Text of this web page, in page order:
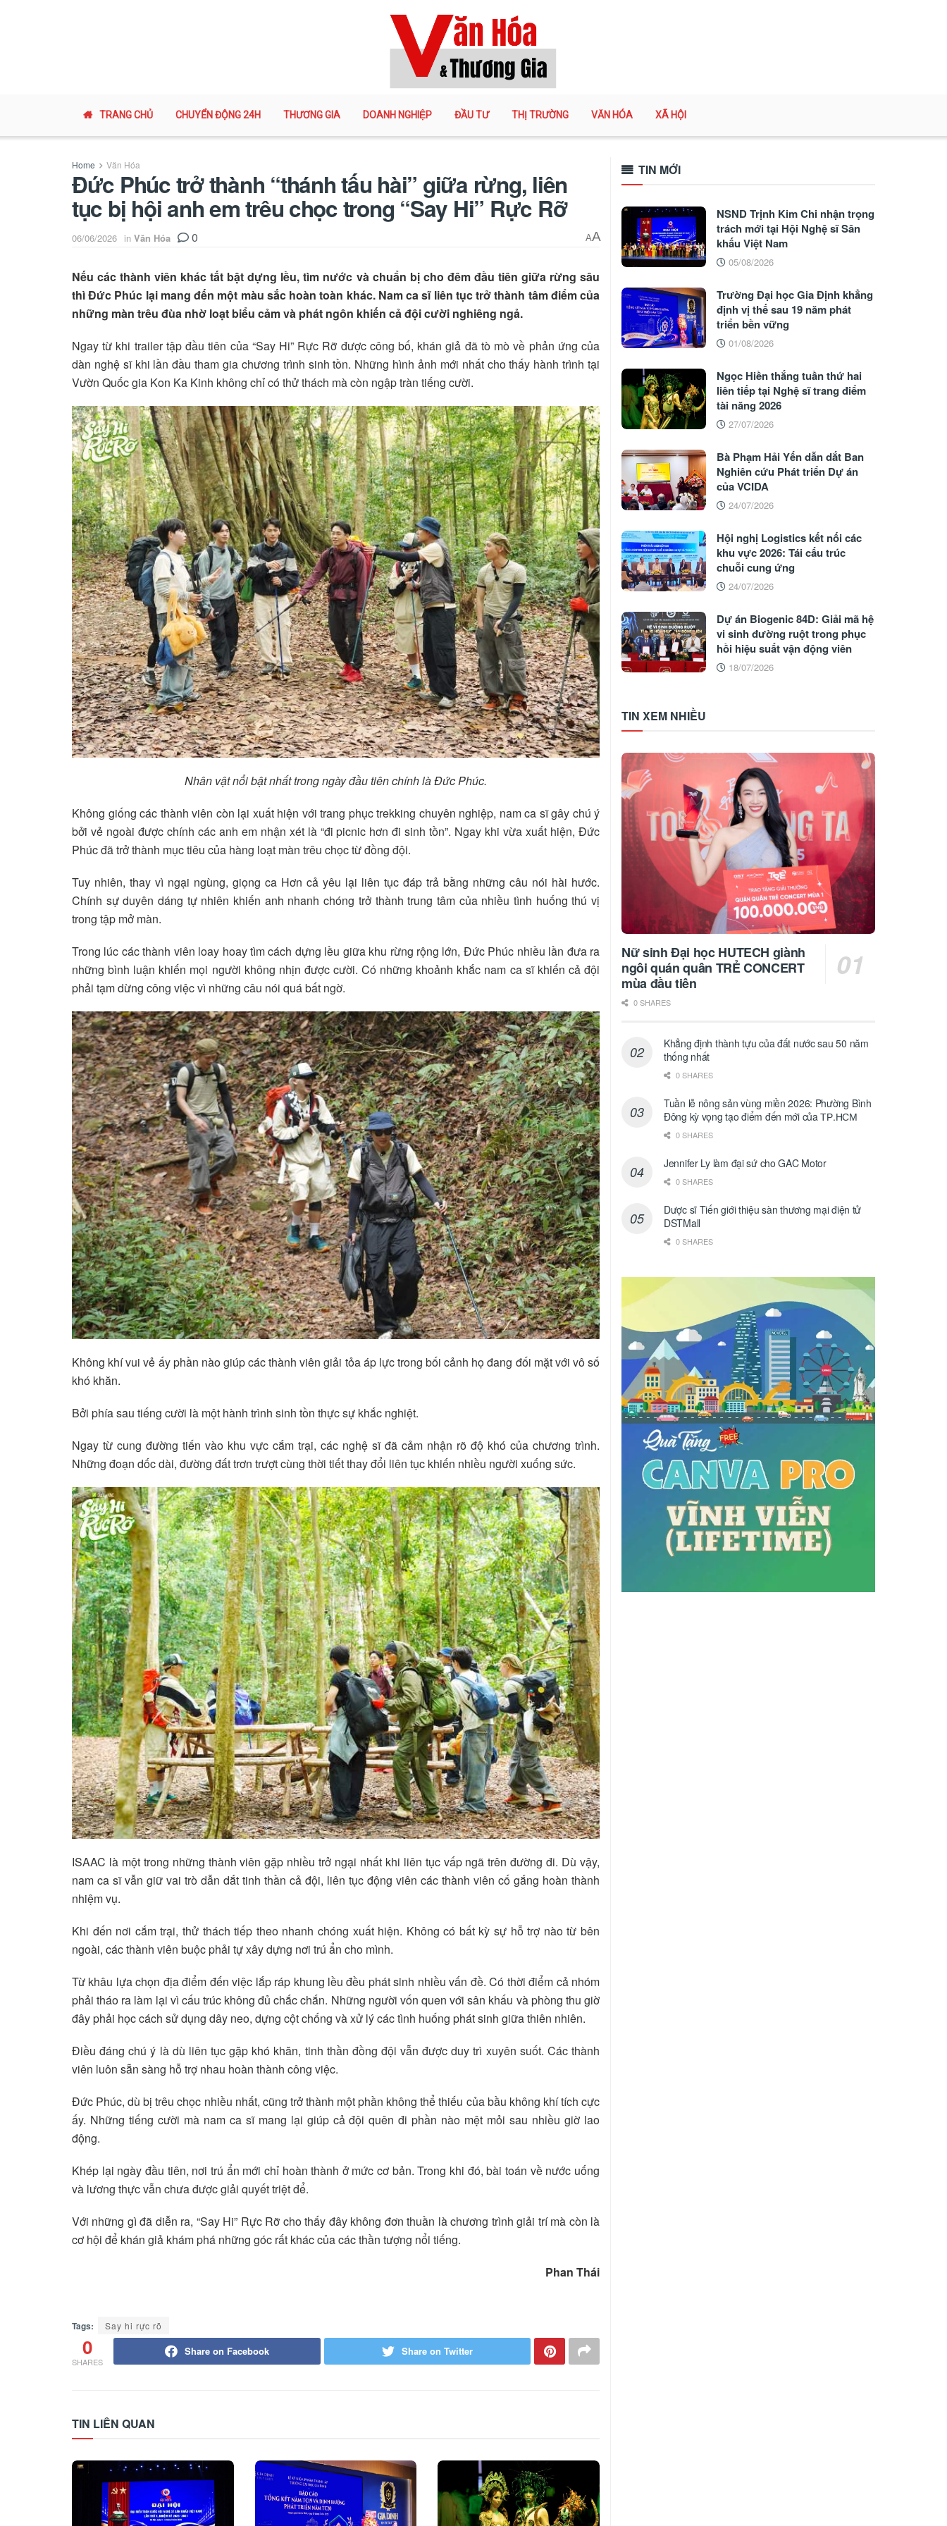
TRANG CHỦ CHUYỂN ĐỘNG 24H THƯƠNG GIA DOANH NGHIỆP ĐẦU TƯ THỊ TRƯỜNG VĂN HÓA XÃ HỘI
Home Văn Hóa
Đức Phúc trở thành “thánh tấu hài” giữa rừng, liên
tục bị hội anh em trêu chọc trong “Say Hi” Rực Rỡ
06/06/2026 in Văn Hóa 0 AA
Nếu các thành viên khác tất bật dựng lều, tìm nước và chuẩn bị cho đêm đầu tiên giữa rừng sâu
thì Đức Phúc lại mang đến một màu sắc hoàn toàn khác. Nam ca sĩ liên tục trở thành tâm điểm của
những màn trêu đùa nhờ loạt biểu cảm và phát ngôn khiến cả đội cười nghiêng ngả.
Ngay từ khi trailer tập đầu tiên của “Say Hi” Rực Rỡ được công bố, khán giả đã tò mò về phản ứng của
dàn nghệ sĩ khi lần đầu tham gia chương trình sinh tồn. Những hình ảnh mới nhất cho thấy hành trình tại
Vườn Quốc gia Kon Ka Kinh không chỉ có thử thách mà còn ngập tràn tiếng cười.
Nhân vật nổi bật nhất trong ngày đầu tiên chính là Đức Phúc.
Không giống các thành viên còn lại xuất hiện với trang phục trekking chuyên nghiệp, nam ca sĩ gây chú ý
bởi vẻ ngoài được chính các anh em nhận xét là “đi picnic hơn đi sinh tồn”. Ngay khi vừa xuất hiện, Đức
Phúc đã trở thành mục tiêu của hàng loạt màn trêu chọc từ đồng đội.
Tuy nhiên, thay vì ngại ngùng, giọng ca Hơn cả yêu lại liên tục đáp trả bằng những câu nói hài hước.
Chính sự duyên dáng tự nhiên khiến anh nhanh chóng trở thành trung tâm của nhiều tình huống thú vị
trong tập mở màn.
Trong lúc các thành viên loay hoay tìm cách dựng lều giữa khu rừng rộng lớn, Đức Phúc nhiều lần đưa ra
những bình luận khiến mọi người không nhịn được cười. Có những khoảnh khắc nam ca sĩ khiến cả đội
phải tạm dừng công việc vì những câu nói quá bất ngờ.
Không khí vui vẻ ấy phần nào giúp các thành viên giải tỏa áp lực trong bối cảnh họ đang đối mặt với vô số
khó khăn.
Bởi phía sau tiếng cười là một hành trình sinh tồn thực sự khắc nghiệt.
Ngay từ cung đường tiến vào khu vực cắm trại, các nghệ sĩ đã cảm nhận rõ độ khó của chương trình.
Những đoạn dốc dài, đường đất trơn trượt cùng thời tiết thay đổi liên tục khiến nhiều người xuống sức.
ISAAC là một trong những thành viên gặp nhiều trở ngại nhất khi liên tục vấp ngã trên đường đi. Dù vậy,
nam ca sĩ vẫn giữ vai trò dẫn dắt tinh thần cả đội, liên tục động viên các thành viên cố gắng hoàn thành
nhiệm vụ.
Khi đến nơi cắm trại, thử thách tiếp theo nhanh chóng xuất hiện. Không có bất kỳ sự hỗ trợ nào từ bên
ngoài, các thành viên buộc phải tự xây dựng nơi trú ẩn cho mình.
Từ khâu lựa chọn địa điểm đến việc lắp ráp khung lều đều phát sinh nhiều vấn đề. Có thời điểm cả nhóm
phải tháo ra làm lại vì cấu trúc không đủ chắc chắn. Những người vốn quen với sân khấu và phòng thu giờ
đây phải học cách sử dụng dây neo, dựng cột chống và xử lý các tình huống phát sinh giữa thiên nhiên.
Điều đáng chú ý là dù liên tục gặp khó khăn, tinh thần đồng đội vẫn được duy trì xuyên suốt. Các thành
viên luôn sẵn sàng hỗ trợ nhau hoàn thành công việc.
Đức Phúc, dù bị trêu chọc nhiều nhất, cũng trở thành một phần không thể thiếu của bầu không khí tích cực
ấy. Những tiếng cười mà nam ca sĩ mang lại giúp cả đội quên đi phần nào mệt mỏi sau nhiều giờ lao
động.
Khép lại ngày đầu tiên, nơi trú ẩn mới chỉ hoàn thành ở mức cơ bản. Trong khi đó, bài toán về nước uống
và lương thực vẫn chưa được giải quyết triệt để.
Với những gì đã diễn ra, “Say Hi” Rực Rỡ cho thấy đây không đơn thuần là chương trình giải trí mà còn là
cơ hội để khán giả khám phá những góc rất khác của các thần tượng nổi tiếng.
Phan Thái
Tags: Say hi rực rõ
0
SHARES
Share on Facebook Share on Twitter
TIN LIÊN QUAN
TIN MỚI
NSND Trịnh Kim Chi nhận trọng
trách mới tại Hội Nghệ sĩ Sân
khấu Việt Nam
05/08/2026
Trường Đại học Gia Định khẳng
định vị thế sau 19 năm phát
triển bền vững
01/08/2026
Ngọc Hiền thắng tuần thứ hai
liên tiếp tại Nghệ sĩ trang điểm
tài năng 2026
27/07/2026
Bà Phạm Hải Yến dẫn dắt Ban
Nghiên cứu Phát triển Dự án
của VCIDA
24/07/2026
Hội nghị Logistics kết nối các
khu vực 2026: Tái cấu trúc
chuỗi cung ứng
24/07/2026
Dự án Biogenic 84D: Giải mã hệ
vi sinh đường ruột trong phục
hồi hiệu suất vận động viên
18/07/2026
TIN XEM NHIỀU
Nữ sinh Đại học HUTECH giành
ngôi quán quân TRẺ CONCERT
mùa đầu tiên
0 SHARES
Khẳng định thành tựu của đất nước sau 50 năm
thống nhất
0 SHARES
Tuần lễ nông sản vùng miền 2026: Phường Bình
Đông kỳ vọng tạo điểm đến mới của ТР.НСМ
0 SHARES
Jennifer Ly làm đại sứ cho GAC Motor
0 SHARES
Dược sĩ Tiến giới thiệu sàn thương mại điện tử
DSTMall
0 SHARES